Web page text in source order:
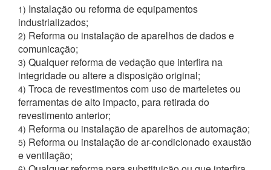
1) Instalação ou reforma de equipamentos
industrializados;
2) Reforma ou instalação de aparelhos de dados e
comunicação;
3) Qualquer reforma de vedação que interfira na
integridade ou altere a disposição original;
4) Troca de revestimentos com uso de marteletes ou
ferramentas de alto impacto, para retirada do
revestimento anterior;
4) Reforma ou instalação de aparelhos de automação;
5) Reforma ou instalação de ar-condicionado exaustão
e ventilação;